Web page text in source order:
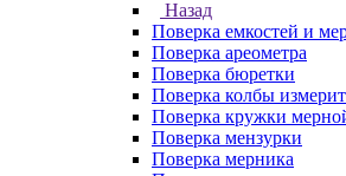
Назад
Поверка емкостей и
Поверка ареометра
Поверка бюретки
Поверка колбы
Поверка кружки
Поверка мензурки
Поверка мерника